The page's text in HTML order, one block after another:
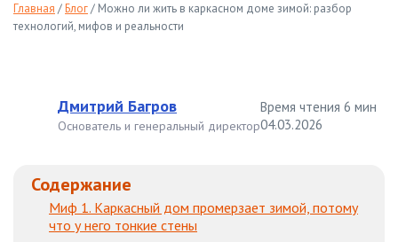
Главная /Блог/ Можно ли жить в каркасном доме зимой: разбор
технологий, мифов и реальности
Дмитрий Багров
Основатель и генеральный директор
Время чтения 6 мин
04.03.2026
Содержание
Миф 1. Каркасный дом промерзает зимой, потому
что у него тонкие стены